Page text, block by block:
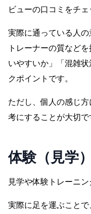
ビューの口コミをチェ
実際に通っている人の
トレーナーの質など
いやすいか」「混雑
クポイントです。
ただし、個人の感じ
考にすることが大切で
体験（見学
見学や体験トレーニ
実際に足を運ぶこと